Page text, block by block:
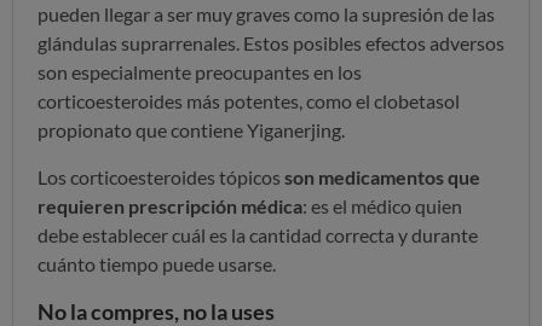
pueden llegar a ser muy graves como la supresión de las
glándulas suprarrenales. Estos posibles efectos adversos
son especialmente preocupantes en los
corticoesteroides más potentes, como el clobetasol
propionato que contiene Yiganerjing.
Los corticoesteroides tópicos son medicamentos que
requieren prescripción médica: es el médico quien
debe establecer cuál es la cantidad correcta y durante
cuánto tiempo puede usarse.
No la compres, no la uses